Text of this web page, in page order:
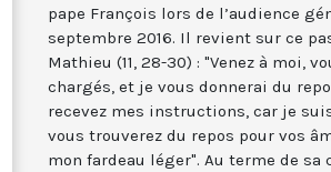
pape François lors de l’audience
septembre 2016. Il revient sur ce
Mathieu (11, 28-30) : "Venez à moi,
chargés, et je vous donnerai du
recevez mes instructions, car je
vous trouverez du repos pour vos
mon fardeau léger". Au terme de